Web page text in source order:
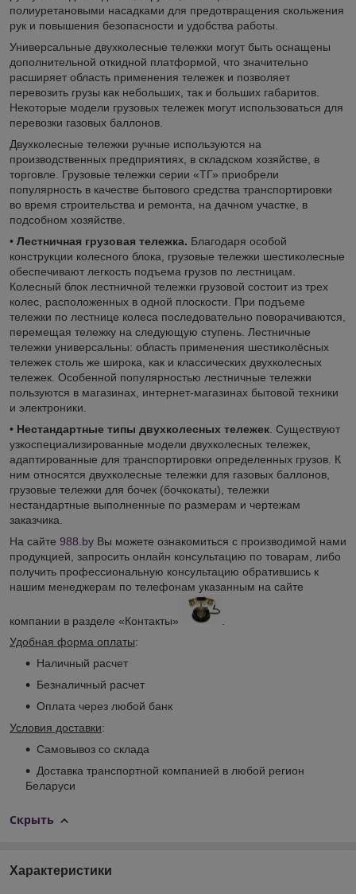
полиуретановыми насадками для предотвращения скольжения
рук и повышения безопасности и удобства работы.
Универсальные двухколесные тележки могут быть оснащены
дополнительной откидной платформой, что значительно
расширяет область применения тележек и позволяет
перевозить грузы как небольших, так и больших габаритов.
Некоторые модели грузовых тележек могут использоваться для
перевозки газовых баллонов.
Двухколесные тележки ручные используются на
производственных предприятиях, в складском хозяйстве, в
торговле. Грузовые тележки серии «ТГ» приобрели
популярность в качестве бытового средства транспортировки
во время строительства и ремонта, на дачном участке, в
подсобном хозяйстве.
• Лестничная грузовая тележка. Благодаря особой
конструкции колесного блока, грузовые тележки шестиколесные
обеспечивают легкость подъема грузов по лестницам.
Колесный блок лестничной тележки грузовой состоит из трех
колес, расположенных в одной плоскости. При подъеме
тележки по лестнице колеса последовательно поворачиваются,
перемещая тележку на следующую ступень. Лестничные
тележки универсальны: область применения шестиколёсных
тележек столь же широка, как и классических двухколесных
тележек. Особенной популярностью лестничные тележки
пользуются в магазинах, интернет-магазинах бытовой техники
и электроники.
• Нестандартные типы двухколесных тележек . Существуют
узкоспециализированные модели двухколесных тележек,
адаптированные для транспортировки определенных грузов. К
ним относятся двухколесные тележки для газовых баллонов,
грузовые тележки для бочек (бочкокаты), тележки
нестандартные выполненные по размерам и чертежам
заказчика.
На сайте 988.by Вы можете ознакомиться с производимой нами
продукцией, запросить онлайн консультацию по товарам, либо
получить профессиональную консультацию обратившись к
нашим менеджерам по телефонам указанным на сайте
компании в разделе «Контакты»
Удобная форма оплаты:
Наличный расчет
Безналичный расчет
Оплата через любой банк
Условия доставки:
Самовывоз со склада
Доставка транспортной компанией в любой регион
Беларуси
Скрыть
Характеристики